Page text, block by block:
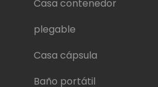
Casa contenedor
plegable
Casa cápsula
Baño portátil